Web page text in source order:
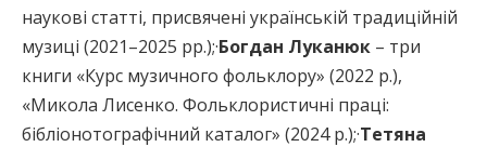
наукові статті, присвячені українській традиційній
музиці (2021–2025 рр.);·Богдан Луканюк – три
книги «Курс музичного фольклору» (2022 р.),
«Микола Лисенко. Фольклористичні праці:
бібліонотографічний каталог» (2024 р.);·Тетяна